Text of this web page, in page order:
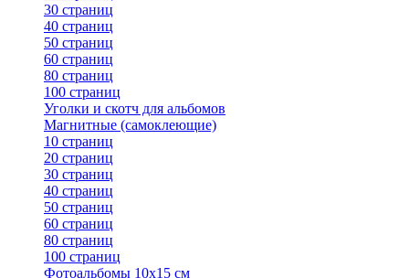
30 страниц
40 страниц
50 страниц
60 страниц
80 страниц
100 страниц
Уголки и скотч для альбомов
Магнитные (самоклеющие)
10 страниц
20 страниц
30 страниц
40 страниц
50 страниц
60 страниц
80 страниц
100 страниц
Фотоальбомы 10х15 см